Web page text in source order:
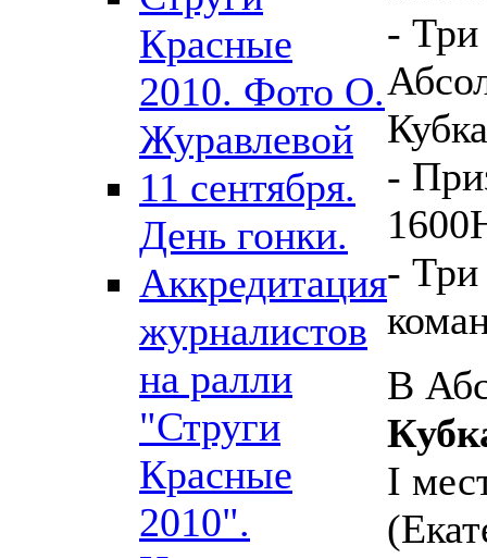
Красные
2010. Фото О.
Журавлевой
11 сентября.
День гонки.
Аккредитация
журналистов
на ралли
"Струги
Красные
2010".
- Три
-
- Три
В
I